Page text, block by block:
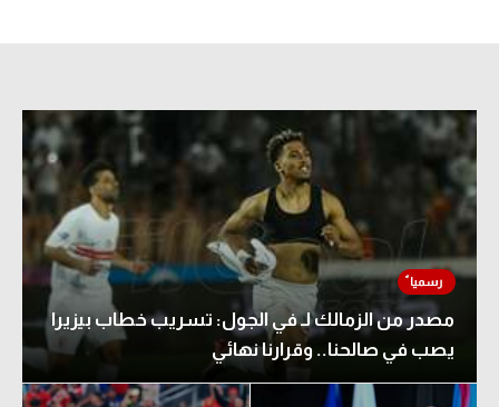
مصدر من الزمالك لـ في الجول: تسريب خطاب بيزيرا
يصب في صالحنا.. وقرارنا نهائي